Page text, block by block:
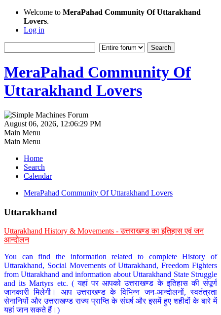
Welcome to MeraPahad Community Of Uttarakhand
Lovers.
Log in
MeraPahad Community Of
Uttarakhand Lovers
August 06, 2026, 12:06:29 PM
Main Menu
Main Menu
Home
Search
Calendar
MeraPahad Community Of Uttarakhand Lovers
Uttarakhand
Uttarakhand History & Movements - उत्तराखण्ड का इतिहास एवं जन
आन्दोलन
You can find the information related to complete History of
Uttarakhand, Social Movements of Uttarakhand, Freedom Fighters
from Uttarakhand and information about Uttarakhand State Struggle
and its Martyrs etc. ( यहां पर आपको उत्तराखण्ड के इतिहास की संपूर्ण
जानकारी मिलेगी। आप उत्तराखण्ड के विभिन्न जन-आन्दोलनों, स्वतंत्रता
सेनानियों और उत्तराखण्ड राज्य प्राप्ति के संघर्ष और इसमें हुए शहीदों के बारे में
यहां जान सकते हैं।)